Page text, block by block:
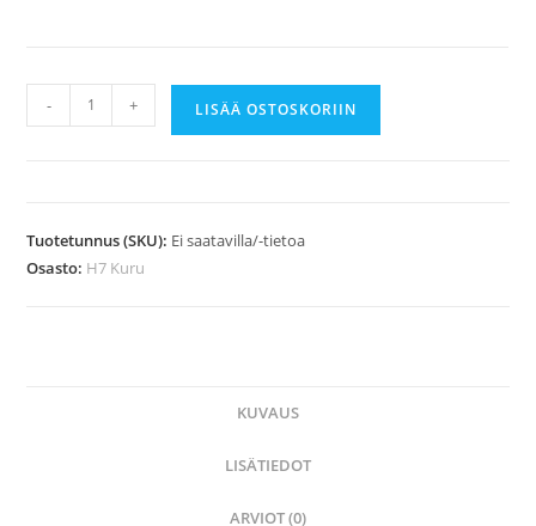
Kuru,
määrä
- + LISÄÄ OSTOSKORIIN
Tuotetunnus (SKU): Ei saatavilla/-tietoa
Osasto: H7 Kuru
KUVAUS
LISÄTIEDOT
ARVIOT (0)